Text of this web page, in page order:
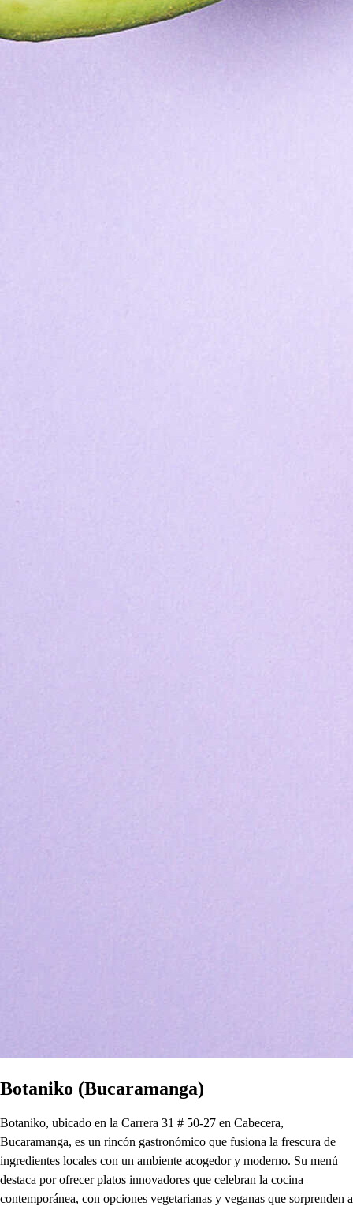
Botaniko (Bucaramanga)
Botaniko, ubicado en la Carrera 31 # 50-27 en Cabecera,
Bucaramanga, es un rincón gastronómico que fusiona la frescura de
ingredientes locales con un ambiente acogedor y moderno. Su menú
destaca por ofrecer platos innovadores que celebran la cocina
contemporánea, con opciones vegetarianas y veganas que sorprenden a